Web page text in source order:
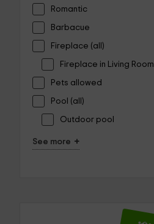
Romantic
Barbacue
Fireplace (all)
Fireplace in Living Room
Pets allowed
Pool (all)
Outdoor pool
See more +